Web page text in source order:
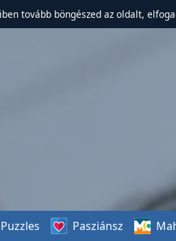
tovább böngészed az oldalt,
Puzzles Pasziánsz